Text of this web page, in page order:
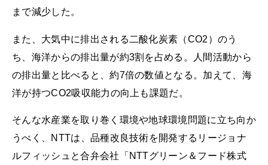
まで減少した。
また、大気中に排出される二酸化炭素（CO2）のう
ち、海洋からの排出量が約3割を占める。人間活動から
の排出量と比べると、約7倍の数値となる。加えて、海
洋が持つCO2吸収能力の向上も課題だ。
そんな水産業を取り巻く環境や地球環境問題に立ち向か
うべく、NTTは、品種改良技術を開発するリージョナ
ルフィッシュと合弁会社「NTTグリーン＆フード株式